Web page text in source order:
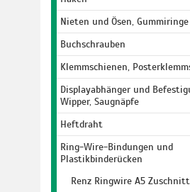
Nieten und Ösen, Gummiringe
Buchschrauben
Klemmschienen,
Displayabhänger und
Wipper, Saugnäpfe
Heftdraht
Ring-Wire-Bindungen und
Plastikbinderücken
Renz Ringwire A5